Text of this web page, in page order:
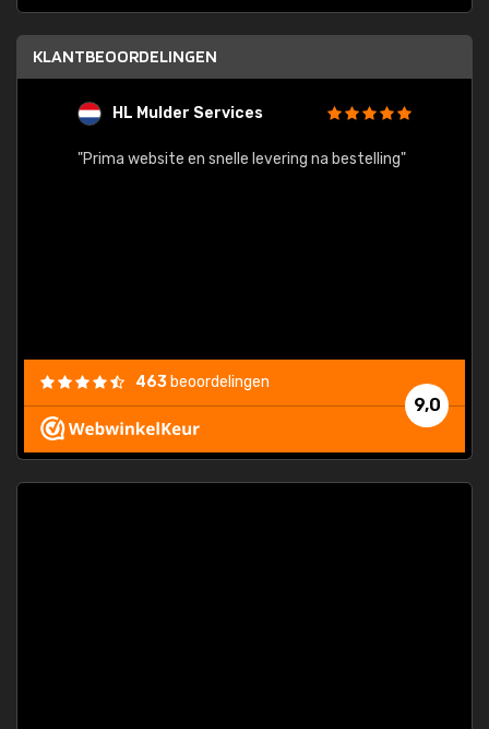
KLANTBEOORDELINGEN
HL Mulder Services
"Prima website en snelle levering na bestelling"
9,0
463 beoordelingen